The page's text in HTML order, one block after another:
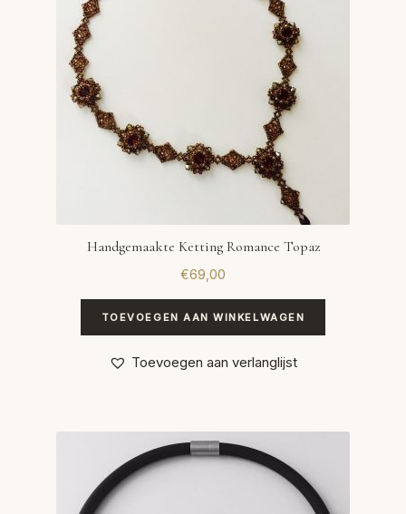
Handgemaakte Ketting Romance Topaz
€69,00
TOEVOEGEN AAN WINKELWAGEN
Toevoegen aan verlanglijst